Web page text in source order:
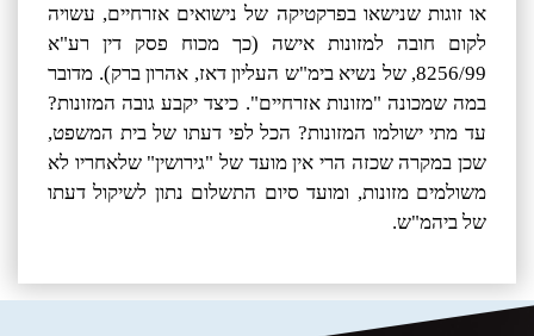
או זוגות שנישאו בפרקטיקה של נישואים אזרחיים, עשויה
לקום חובה למזונות אישה (כך מכוח פסק דין רע"א
8256/99, של נשיא בימ"ש העליון דאז, אהרון ברק). מדובר
במה שמכונה "מזונות אזרחיים". כיצד יקבע גובה המזונות?
עד מתי ישולמו המזונות? הכל לפי דעתו של בית המשפט,
שכן במקרה שכזה הרי אין מועד של "גירושין" שלאחריו לא
משולמים מזונות, ומועד סיום התשלום נתון לשיקול דעתו
של ביהמ"ש.